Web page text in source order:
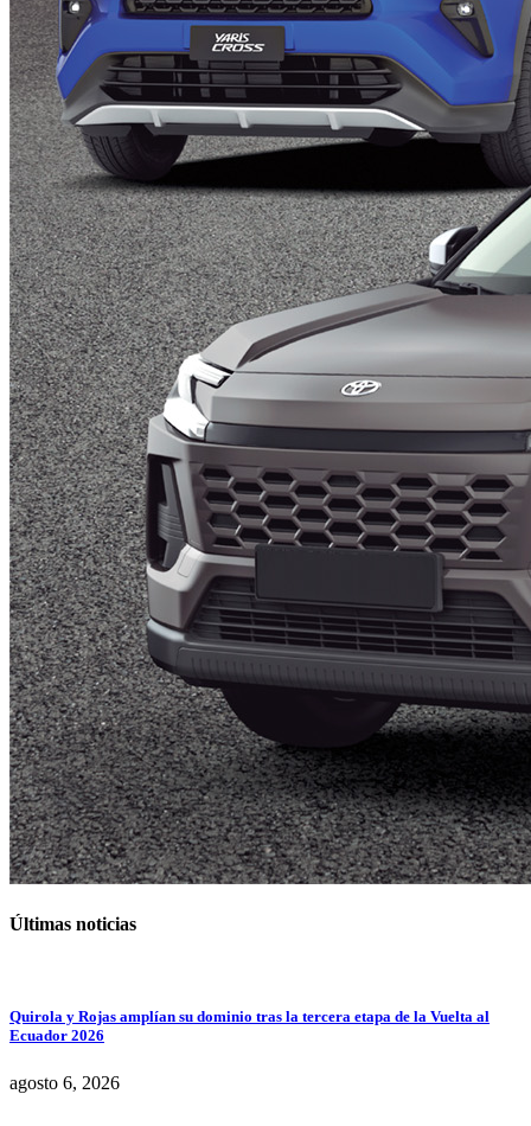
Últimas noticias
Quirola y Rojas amplían su dominio tras la tercera etapa de la Vuelta al
Ecuador 2026
agosto 6, 2026